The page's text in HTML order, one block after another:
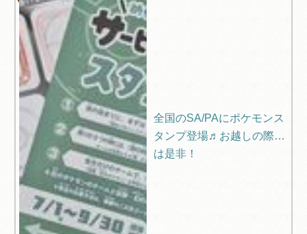
全国のSA/PAにポケモンス
タンプ登場♬お越しの際に
は是非！